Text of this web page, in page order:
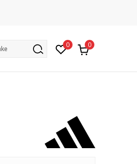
pre Click&Collect)
0 0